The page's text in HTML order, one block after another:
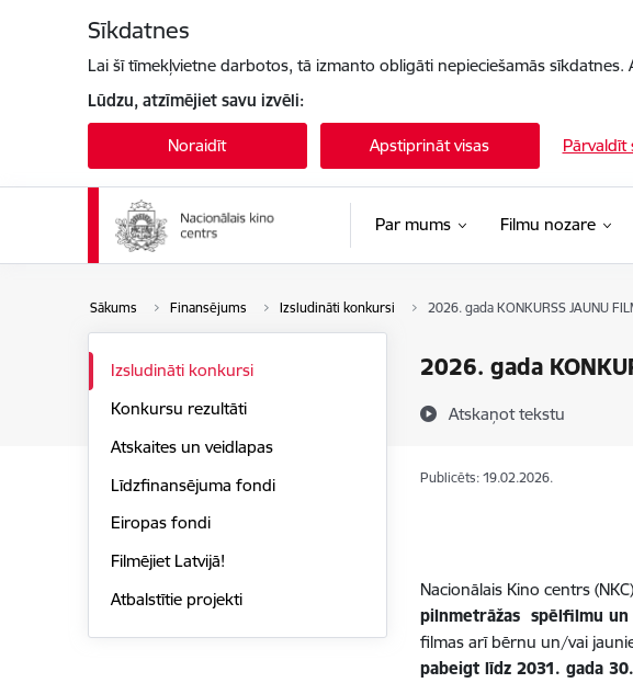
Sīkdatnes
Lai šī tīmekļvietne darbotos, tā izmanto obligāti nepieciešamās
Lūdzu, atzīmējiet savu izvēli:
Noraidīt Apstiprināt visas Pārvaldīt
Par mums Filmu nozare
Sākums Finansējums Izsludināti konkursi 2026. gada KONKURSS JAUNU
2026. gada
Atskaņot tekstu
Izsludināti konkursi
Konkursu rezultāti
Atskaites un veidlapas
Līdzfinansējuma fondi
Eiropas fondi
Filmējiet Latvijā!
Atbalstītie projekti
Publicēts: 19.02.2026.
Nacionālais Kino centrs
pilnmetrāžas spēlfilmu un
filmas arī bērnu un/vai
pabeigt līdz 2031. gada